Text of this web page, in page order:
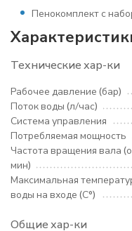
Пенокомплект с
Технические хар-ки
Рабочее давление (бар)
Поток воды (л/час)
Система управления
Потребляемая мощность
Частота вращения вала
мин)
Максимальная
воды на входе (С°)
Общие хар-ки